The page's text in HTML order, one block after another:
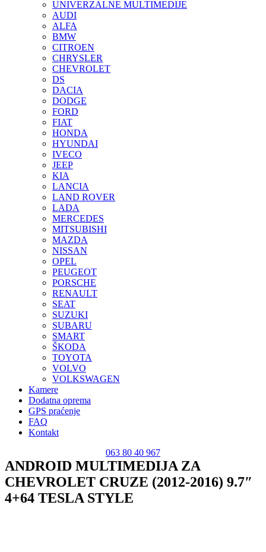
UNIVERZALNE MULTIMEDIJE
AUDI
ALFA
BMW
CITROEN
CHRYSLER
CHEVROLET
DS
DACIA
DODGE
FORD
FIAT
HONDA
HYUNDAI
IVECO
JEEP
KIA
LANCIA
LAND ROVER
LADA
MERCEDES
MITSUBISHI
MAZDA
NISSAN
OPEL
PEUGEOT
PORSCHE
RENAULT
SEAT
SUZUKI
SUBARU
SMART
ŠKODA
TOYOTA
VOLVO
VOLKSWAGEN
Kamere
Dodatna oprema
GPS praćenje
FAQ
Kontakt
063 80 40 967
ANDROID MULTIMEDIJA ZA
CHEVROLET CRUZE (2012-2016) 9.7″
4+64 TESLA STYLE